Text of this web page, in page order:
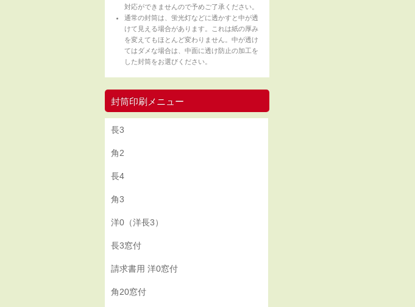
対応ができませんので予めご了承ください。
通常の封筒は、蛍光灯などに透かすと中が透
けて見える場合があります。これは紙の厚み
を変えてもほとんど変わりません。中が透け
てはダメな場合は、中面に透け防止の加工を
した封筒をお選びください。
封筒印刷メニュー
長3
角2
長4
角3
洋0（洋長3）
長3窓付
請求書用 洋0窓付
角20窓付